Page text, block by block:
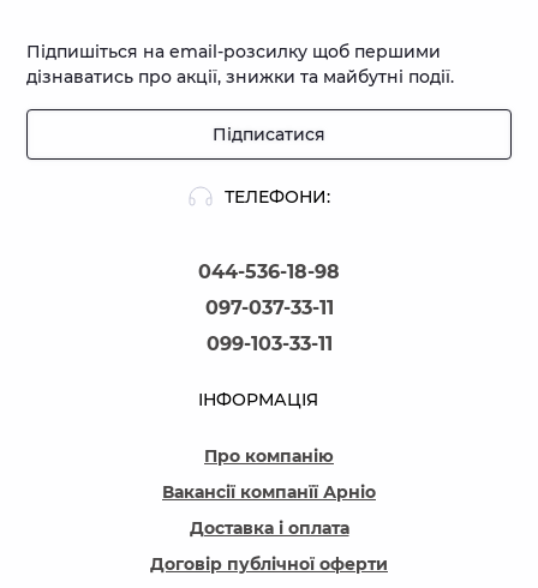
ТЕЛЕФОНИ:
044-536-18-98
097-037-33-11
099-103-33-11
Підпишіться на email-розсилку щоб першими
дізнаватись про акції, знижки та майбутні події.
Підписатися
ІНФОРМАЦІЯ
Про компанію
Вакансії компанїї Арніо
Доставка і оплата
Договір публічної оферти